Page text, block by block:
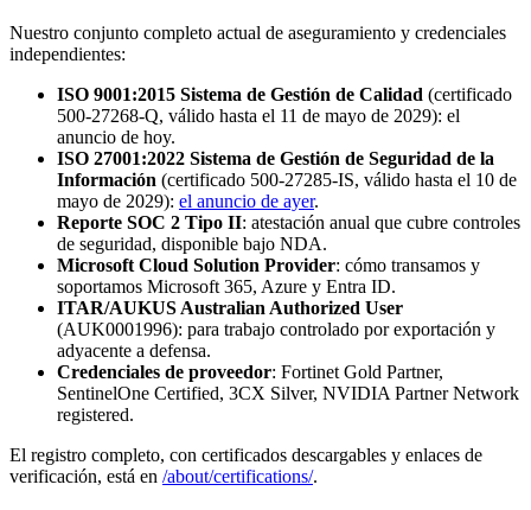
Nuestro conjunto completo actual de aseguramiento y credenciales
independientes:
ISO 9001:2015 Sistema de Gestión de Calidad (certificado
500-27268-Q, válido hasta el 11 de mayo de 2029): el
anuncio de hoy.
ISO 27001:2022 Sistema de Gestión de Seguridad de la
Información (certificado 500-27285-IS, válido hasta el 10 de
mayo de 2029): el anuncio de ayer.
Reporte SOC 2 Tipo II: atestación anual que cubre controles
de seguridad, disponible bajo NDA.
Microsoft Cloud Solution Provider: cómo transamos y
soportamos Microsoft 365, Azure y Entra ID.
ITAR/AUKUS Australian Authorized User
(AUK0001996): para trabajo controlado por exportación y
adyacente a defensa.
Credenciales de proveedor: Fortinet Gold Partner,
SentinelOne Certified, 3CX Silver, NVIDIA Partner Network
registered.
El registro completo, con certificados descargables y enlaces de
verificación, está en /about/certifications/.